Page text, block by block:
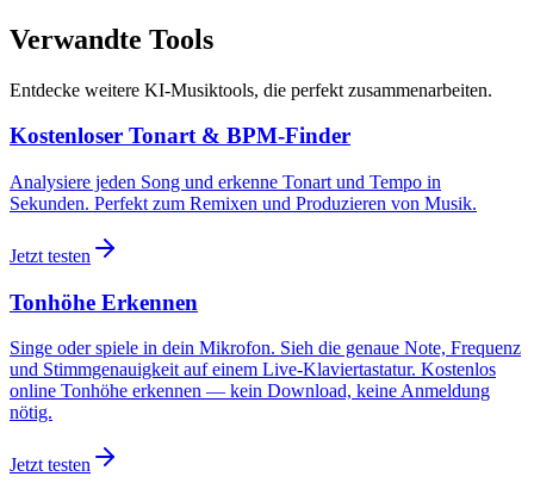
Verwandte Tools
Entdecke weitere KI-Musiktools, die perfekt zusammenarbeiten.
Kostenloser Tonart & BPM-Finder
Analysiere jeden Song und erkenne Tonart und Tempo in
Sekunden. Perfekt zum Remixen und Produzieren von Musik.
Jetzt testen
Tonhöhe Erkennen
Singe oder spiele in dein Mikrofon. Sieh die genaue Note, Frequenz
und Stimmgenauigkeit auf einem Live-Klaviertastatur. Kostenlos
online Tonhöhe erkennen — kein Download, keine Anmeldung
nötig.
Jetzt testen